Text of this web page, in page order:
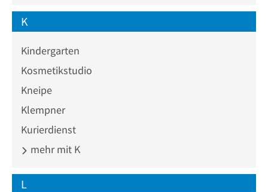
K
Kindergarten
Kosmetikstudio
Kneipe
Klempner
Kurierdienst
mehr mit K
L